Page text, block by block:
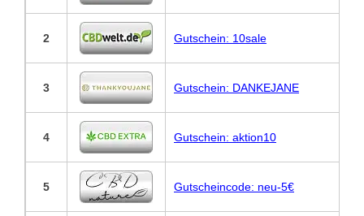
2 Gutschein: 10sale
3 Gutschein: DANKEJANE
4 Gutschein: aktion10
5 Gutscheincode: neu-5€